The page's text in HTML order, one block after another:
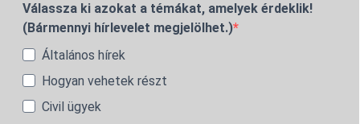
Válassza ki azokat a témákat, amelyek érdeklik!
(Bármennyi hírlevelet megjelölhet.)
Általános hírek
Hogyan vehetek részt
Civil ügyek